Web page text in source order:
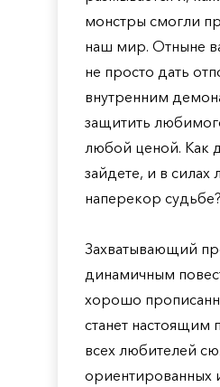
монстры смогли
наш мир. Отныне
не просто дать
внутренним
защитить
любой ценой. Как
зайдете, и в силах
наперекор судьбе?
Захватывающий
динамичным
хорошо
станет настоящим
всех любителей
ориентированных